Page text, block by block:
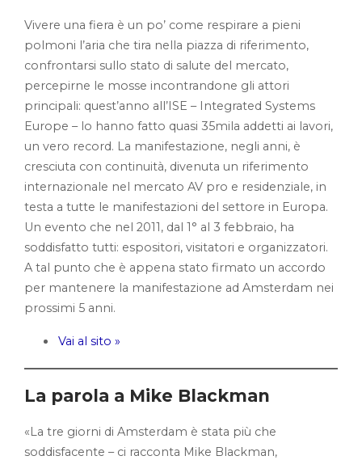
Vivere una fiera è un po’ come respirare a pieni
polmoni l’aria che tira nella piazza di riferimento,
confrontarsi sullo stato di salute del mercato,
percepirne le mosse incontrandone gli attori
principali: quest’anno all’ISE – Integrated Systems
Europe – lo hanno fatto quasi 35mila addetti ai lavori,
un vero record. La manifestazione, negli anni, è
cresciuta con continuità, divenuta un riferimento
internazionale nel mercato AV pro e residenziale, in
testa a tutte le manifestazioni del settore in Europa.
Un evento che nel 2011, dal 1° al 3 febbraio, ha
soddisfatto tutti: espositori, visitatori e organizzatori.
A tal punto che è appena stato firmato un accordo
per mantenere la manifestazione ad Amsterdam nei
prossimi 5 anni.
Vai al sito »
La parola a Mike Blackman
«La tre giorni di Amsterdam è stata più che
soddisfacente – ci racconta Mike Blackman,